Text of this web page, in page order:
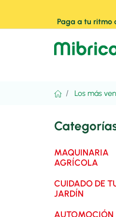
Paga a tu ritmo
Los más
MAQUINARIA
AGRÍCOLA
CUIDADO DE
JARDÍN
AUTOMOCIÓN